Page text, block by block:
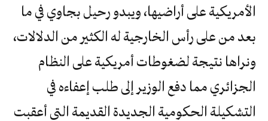
الأمريكية على أراضيها، ويبدو رحيل بجاوي في ما
بعد من على رأس الخارجية له الكثير من الدلالات،
ونراها نتيجة لضغوطات أمريكية على النظام
الجزائري مما دفع الوزير إلى طلب إعفاءه في
التشكيلة الحكومية الجديدة القديمة التي أعقبت